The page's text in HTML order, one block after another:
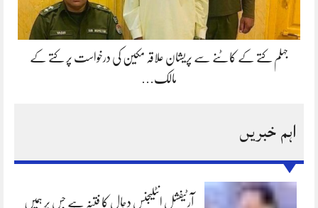
جہلم کتے کے کاٹنے سے پریشان علاقہ مکین کی درخواست پر کتے کے
مالک…
اہم خبریں
آرٹیفشل انٹلیجنس دجال کا فتنہ ہے جس پر ہمیں